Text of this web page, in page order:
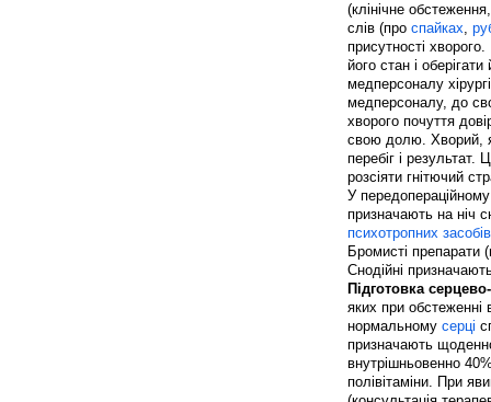
(клінічне
слів (про спайках,
присутності
його стан і
медперсоналу
медперсоналу, до
хворого почуття
свою долю. Хворий,
перебіг і результат.
розсіяти гнітючий
У
призначають на ніч
психотропних засобів
Бромисті препарати
Снодійні
Підготовка
яких при обстеженні
нормальному серці
призначають
внутрішньовенно
полівітаміни. При